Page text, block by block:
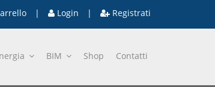
| Login | Registrati
BIM Shop Contatti